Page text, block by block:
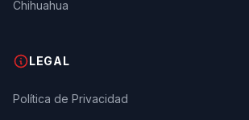
Chihuahua
LEGAL
Política de Privacidad